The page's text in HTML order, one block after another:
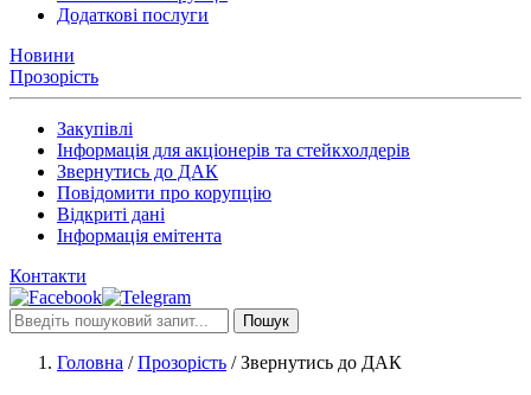
Додаткові послуги
Новини
Прозорість
Закупівлі
Інформація для акціонерів та стейкхолдерів
Звернутись до ДАК
Повідомити про корупцію
Відкриті дані
Інформація емітента
Контакти
Пошук
Головна /Прозорість /Звернутись до ДАК